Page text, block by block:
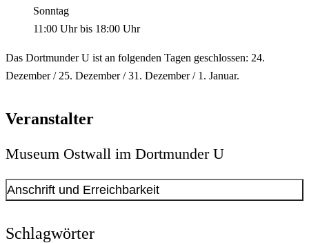
Sonntag
11:00 Uhrbis 18:00 Uhr
Das Dortmunder U ist an folgenden Tagen geschlossen: 24.
Dezember / 25. Dezember / 31. Dezember / 1. Januar.
Veranstalter
Museum Ostwall im Dortmunder U
Anschrift und Erreichbarkeit
Anschrift
Schlagwörter